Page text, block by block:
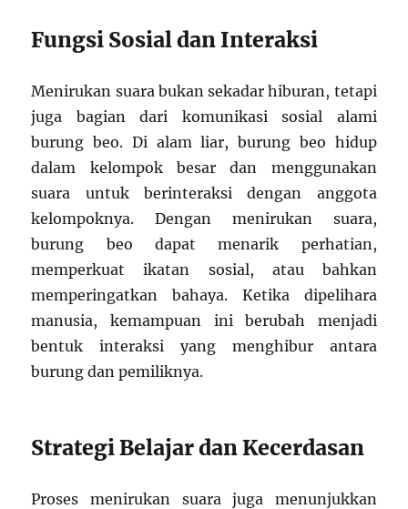
Fungsi Sosial dan Interaksi
Menirukan suara bukan sekadar hiburan, tetapi
juga bagian dari komunikasi sosial alami
burung beo. Di alam liar, burung beo hidup
dalam kelompok besar dan menggunakan
suara untuk berinteraksi dengan anggota
kelompoknya. Dengan menirukan suara,
burung beo dapat menarik perhatian,
memperkuat ikatan sosial, atau bahkan
memperingatkan bahaya. Ketika dipelihara
manusia, kemampuan ini berubah menjadi
bentuk interaksi yang menghibur antara
burung dan pemiliknya.
Strategi Belajar dan Kecerdasan
Proses menirukan suara juga menunjukkan